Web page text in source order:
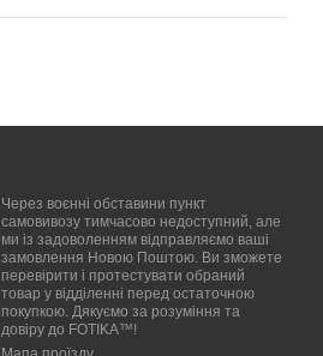
Через воєнні обставини пункт
самовивозу тимчасово недоступний, але
ми із задоволенням відправляємо ваші
замовлення Новою Поштою. Ви зможете
перевірити і протестувати обраний
товар у відділенні перед остаточною
покупкою. Дякуємо за розуміння та
довіру до FOTIKA™!